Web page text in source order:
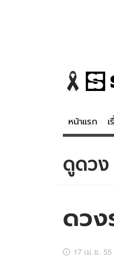
หน้าแรก
ข่าว
ข่าวบันเ
ดูดวง
ดวง
17 เม.ย.